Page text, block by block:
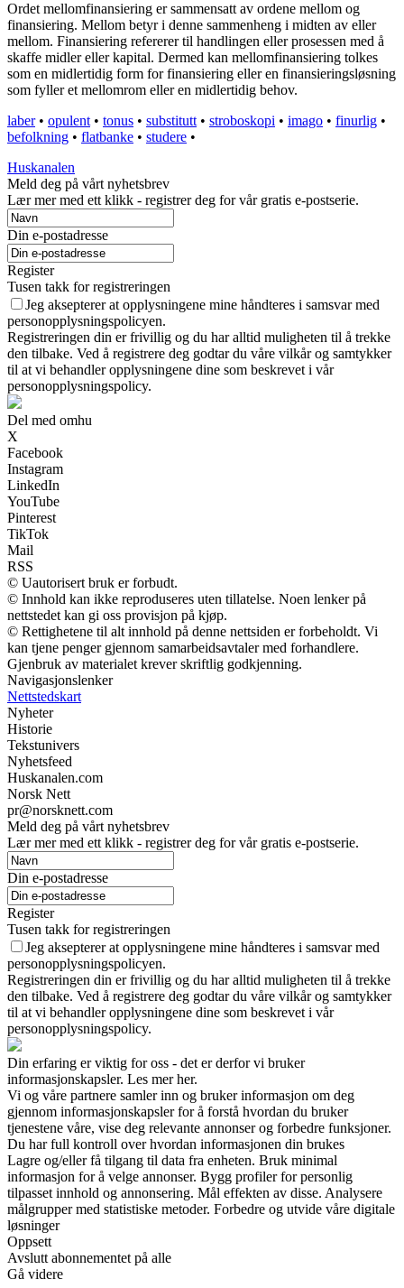
Ordet mellomfinansiering er sammensatt av ordene mellom og
finansiering. Mellom betyr i denne sammenheng i midten av eller
mellom. Finansiering refererer til handlingen eller prosessen med å
skaffe midler eller kapital. Dermed kan mellomfinansiering tolkes
som en midlertidig form for finansiering eller en finansieringsløsning
som fyller et mellomrom eller en midlertidig behov.
laber• opulent • tonus • substitutt • stroboskopi • imago • finurlig •
befolkning • flatbanke • studere •
Huskanalen
Meld deg på vårt nyhetsbrev
Lær mer med ett klikk - registrer deg for vår gratis e-postserie.
Din e-postadresse
Register
Tusen takk for registreringen
Jeg aksepterer at opplysningene mine håndteres i samsvar med
personopplysningspolicyen.
Registreringen din er frivillig og du har alltid muligheten til å trekke
den tilbake. Ved å registrere deg godtar du våre vilkår og samtykker
til at vi behandler opplysningene dine som beskrevet i vår
personopplysningspolicy.
Del med omhu
X
Facebook
Instagram
LinkedIn
YouTube
Pinterest
TikTok
Mail
RSS
© Uautorisert bruk er forbudt.
© Innhold kan ikke reproduseres uten tillatelse. Noen lenker på
nettstedet kan gi oss provisjon på kjøp.
© Rettighetene til alt innhold på denne nettsiden er forbeholdt. Vi
kan tjene penger gjennom samarbeidsavtaler med forhandlere.
Gjenbruk av materialet krever skriftlig godkjenning.
Navigasjonslenker
Nettstedskart
Nyheter
Historie
Tekstunivers
Nyhetsfeed
Huskanalen.com
Norsk Nett
pr@norsknett.com
Meld deg på vårt nyhetsbrev
Lær mer med ett klikk - registrer deg for vår gratis e-postserie.
Din e-postadresse
Register
Tusen takk for registreringen
Jeg aksepterer at opplysningene mine håndteres i samsvar med
personopplysningspolicyen.
Registreringen din er frivillig og du har alltid muligheten til å trekke
den tilbake. Ved å registrere deg godtar du våre vilkår og samtykker
til at vi behandler opplysningene dine som beskrevet i vår
personopplysningspolicy.
Din erfaring er viktig for oss - det er derfor vi bruker
informasjonskapsler. Les mer her.
Vi og våre partnere samler inn og bruker informasjon om deg
gjennom informasjonskapsler for å forstå hvordan du bruker
tjenestene våre, vise deg relevante annonser og forbedre funksjoner.
Du har full kontroll over hvordan informasjonen din brukes
Lagre og/eller få tilgang til data fra enheten. Bruk minimal
informasjon for å velge annonser. Bygg profiler for personlig
tilpasset innhold og annonsering. Mål effekten av disse. Analysere
målgrupper med statistiske metoder. Forbedre og utvide våre digitale
løsninger
Oppsett
Avslutt abonnementet på alle
Gå videre